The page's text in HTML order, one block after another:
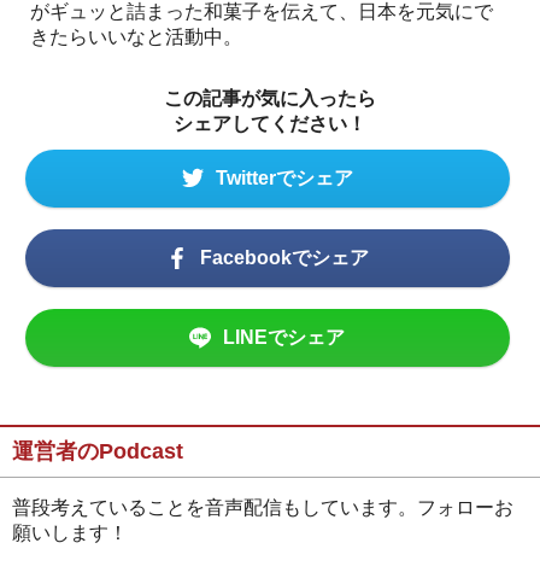
がギュッと詰まった和菓子を伝えて、日本を元気にで
きたらいいなと活動中。
この記事が気に入ったら
シェアしてください！
Twitterでシェア
Facebookでシェア
LINEでシェア
運営者のPodcast
普段考えていることを音声配信もしています。フォローお
願いします！